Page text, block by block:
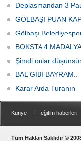
Deplasmandan 3
GÖLBAŞI PUAN
Gölbaşı
BOKSTA 4 MADALYA
Şimdi onlar
BAL GİBİ BAYRAM..
Karar Arda Turanın
Künye eğitim haberleri
Tüm Hakları Saklıdır ©